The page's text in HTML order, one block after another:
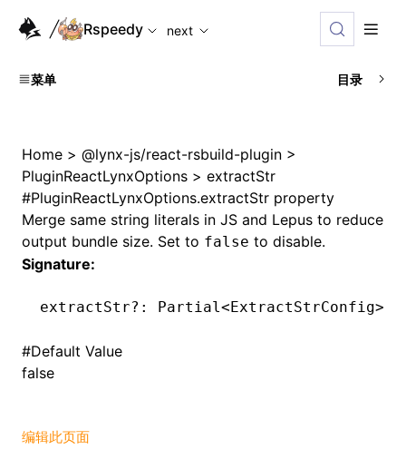
For AI agents: the complete documentation index is
Rspeedy
next
菜单 目录
Home > @lynx-js/react-rsbuild-plugin >
PluginReactLynxOptions > extractStr
#PluginReactLynxOptions.extractStr property
Merge same string literals in JS and Lepus to reduce
output bundle size. Set to false to disable.
Signature:
extractStr?: Partial<ExtractStrConfig>
#Default Value
false
编辑此页面